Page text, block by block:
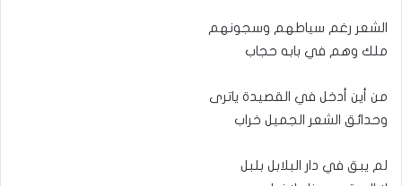
الشعر رغم سياطهم وسجونهم
ملك وهم في بابه حجاب
من أين أدخل في القصيدة ياترى
وحدائق الشعر الجميل خراب
لم يبق في دار البلابل بلبل